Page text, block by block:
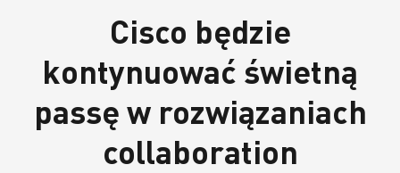
Cisco będzie
kontynuować świetną
passę w rozwiązaniach
collaboration